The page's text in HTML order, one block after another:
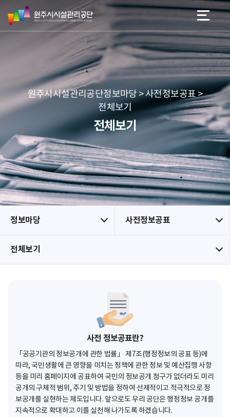
네
본문 바로가기
메뉴 바로가기
원
주
시
리
공
단
원주시시설관리공단정보마당 > 사전정보공표 >
전체보기
전체보기
정보마당 사전정보공표
전체보기
사전 정보공표란?
「공공기관의 정보공개에 관한 법률」 제7조(행정정보의 공표 등)에
따라, 국민생활에 큰 영향을 미치는 정책에 관한 정보 및 예산집행 사항
등을 미리 홈페이지에 공표하여 국민의 정보공개 청구가 없더라도 미리
공개의 구체적 범위, 주기 및 방법을 정하여 선제적이고 적극적으로 정
보공개를 실현하는 제도입니다. 앞으로도 우리 공단은 행정정보 공개를
지속적으로 확대하고 이를 실천해 나가도록 하겠습니다.